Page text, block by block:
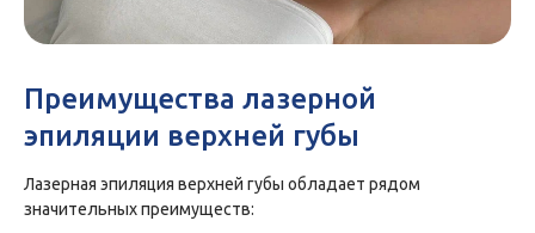
Преимущества лазерной
эпиляции верхней губы
Лазерная эпиляция верхней губы обладает рядом
значительных преимуществ: